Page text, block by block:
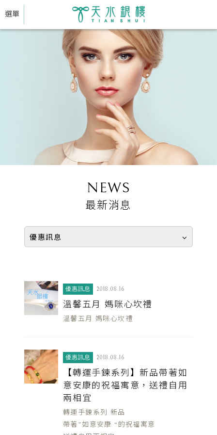
NEWS
最新消息
優惠訊息
優惠訊息 2018.08.16
溫馨五月 媽咪心坎禮
溫馨五月 媽咪心坎禮
優惠訊息 2018.08.16
【轉運手鍊系列】新品帶著如
意安康的祝福寓意，送禮自用
兩相宜
轉運手鍊系列 新品
帶著”如意安康 “的祝福寓意
選單